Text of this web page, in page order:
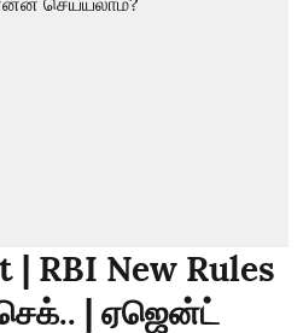
| RBI New Rules
| ஏஜென்ட்